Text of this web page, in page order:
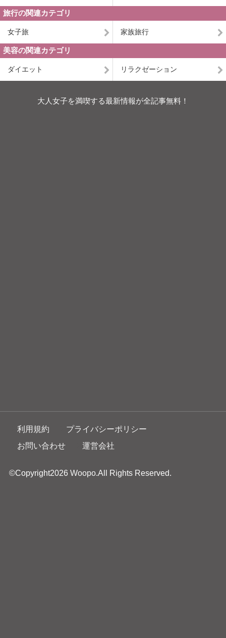
旅行の関連カテゴリ
女子旅 家族旅行
美容の関連カテゴリ
ダイエット リラクゼーション
大人女子を満喫する最新情報が全記事無料！
利用規約
プライバシーポリシー
お問い合わせ
運営会社
©Copyright2026 Woopo.All Rights Reserved.